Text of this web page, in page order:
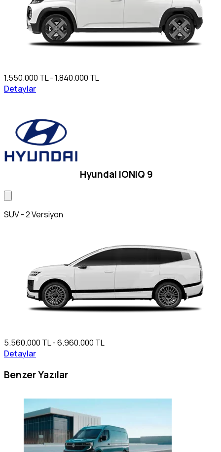
1.550.000 TL - 1.840.000 TL
Detaylar
Hyundai IONIQ 9
SUV - 2 Versiyon
5.560.000 TL - 6.960.000 TL
Detaylar
Benzer Yazılar